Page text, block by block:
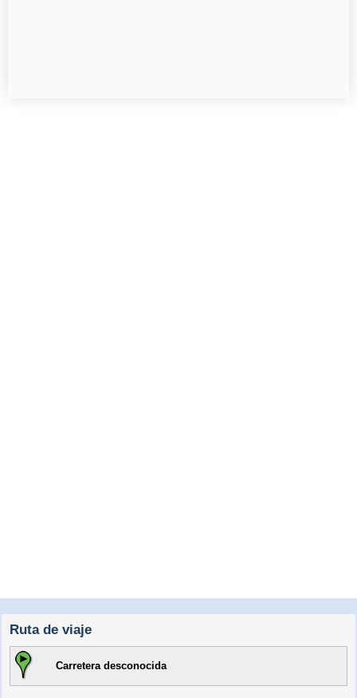
Ruta de viaje
Carretera desconocida